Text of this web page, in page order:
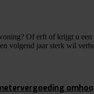
Of erft of krijgt u
volgend jaar sterk wil